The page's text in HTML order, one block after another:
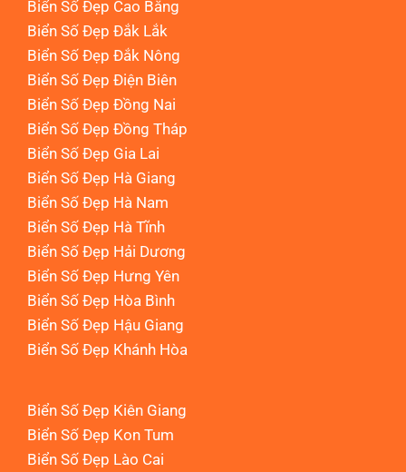
Biển Số Đẹp Cao Bằng
Biển Số Đẹp Đắk Lắk
Biển Số Đẹp Đắk Nông
Biển Số Đẹp Điện Biên
Biển Số Đẹp Đồng Nai
Biển Số Đẹp Đồng Tháp
Biển Số Đẹp Gia Lai
Biển Số Đẹp Hà Giang
Biển Số Đẹp Hà Nam
Biển Số Đẹp Hà Tĩnh
Biển Số Đẹp Hải Dương
Biển Số Đẹp Hưng Yên
Biển Số Đẹp Hòa Bình
Biển Số Đẹp Hậu Giang
Biển Số Đẹp Khánh Hòa
Biển Số Đẹp Kiên Giang
Biển Số Đẹp Kon Tum
Biển Số Đẹp Lào Cai